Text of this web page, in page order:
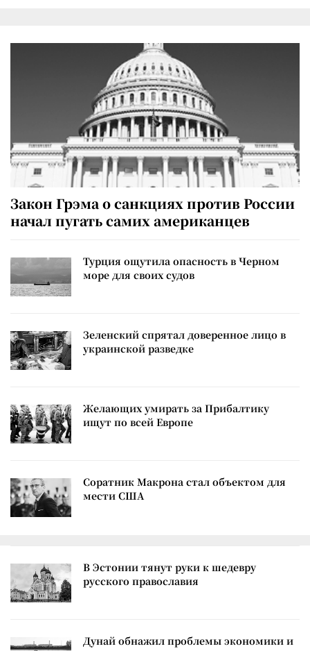
Закон Грэма о санкциях против России
начал пугать самих американцев
Турция ощутила опасность в Черном
море для своих судов
Зеленский спрятал доверенное лицо в
украинской разведке
Желающих умирать за Прибалтику
ищут по всей Европе
Соратник Макрона стал объектом для
мести США
В Эстонии тянут руки к шедевру
русского православия
Дунай обнажил проблемы экономики и